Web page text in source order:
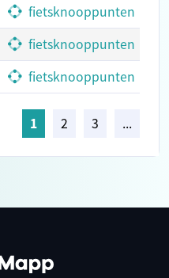
fietsknooppunten
fietsknooppunten
fietsknooppunten
1 2 3 ...